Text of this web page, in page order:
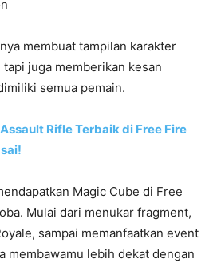
membuat tampilan karakter
juga memberikan kesan
semua pemain.
Rifle Terbaik di Free Fire
Magic Cube di Free
Mulai dari menukar fragment,
sampai memanfaatkan event
membawamu lebih dekat dengan